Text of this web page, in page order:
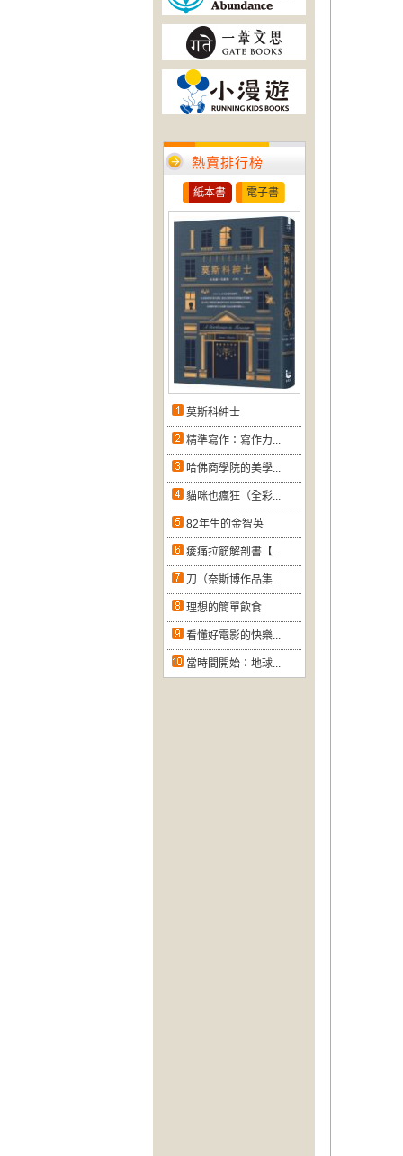
熱賣排行榜
紙本書 電子書
莫斯科紳士
精準寫作：寫作力...
哈佛商學院的美學...
貓咪也瘋狂（全彩...
82年生的金智英
痠痛拉筋解剖書【...
刀（奈斯博作品集...
理想的簡單飲食
看懂好電影的快樂...
當時間開始：地球...